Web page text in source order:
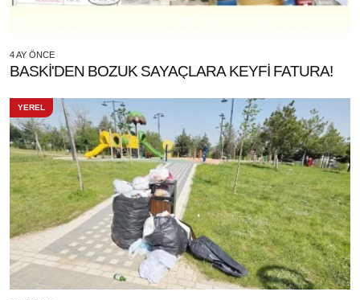
4 AY ÖNCE
BASKİ'DEN BOZUK SAYAÇLARA KEYFİ FATURA!
YEREL